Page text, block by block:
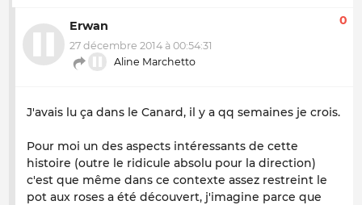
Erwan
27 décembre 2014 à 00:54:31
Aline Marchetto
0
J'avais lu ça dans le Canard, il y a qq semaines je crois.
Pour moi un des aspects intéressants de cette
histoire (outre le ridicule absolu pour la direction)
c'est que même dans ce contexte assez restreint le
pot aux roses a été découvert, j'imagine parce que